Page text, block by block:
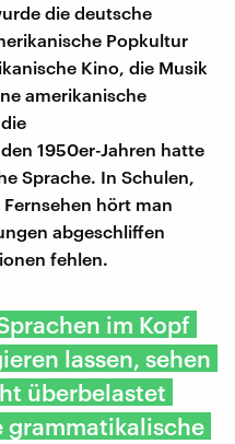
die deutsche
Popkultur
Kino, die Musik
amerikanische
1950er-Jahren hatte
Sprache. In Schulen,
hört man
abgeschliffen
fehlen.
im Kopf
lassen, sehen
überbelastet
grammatikalische